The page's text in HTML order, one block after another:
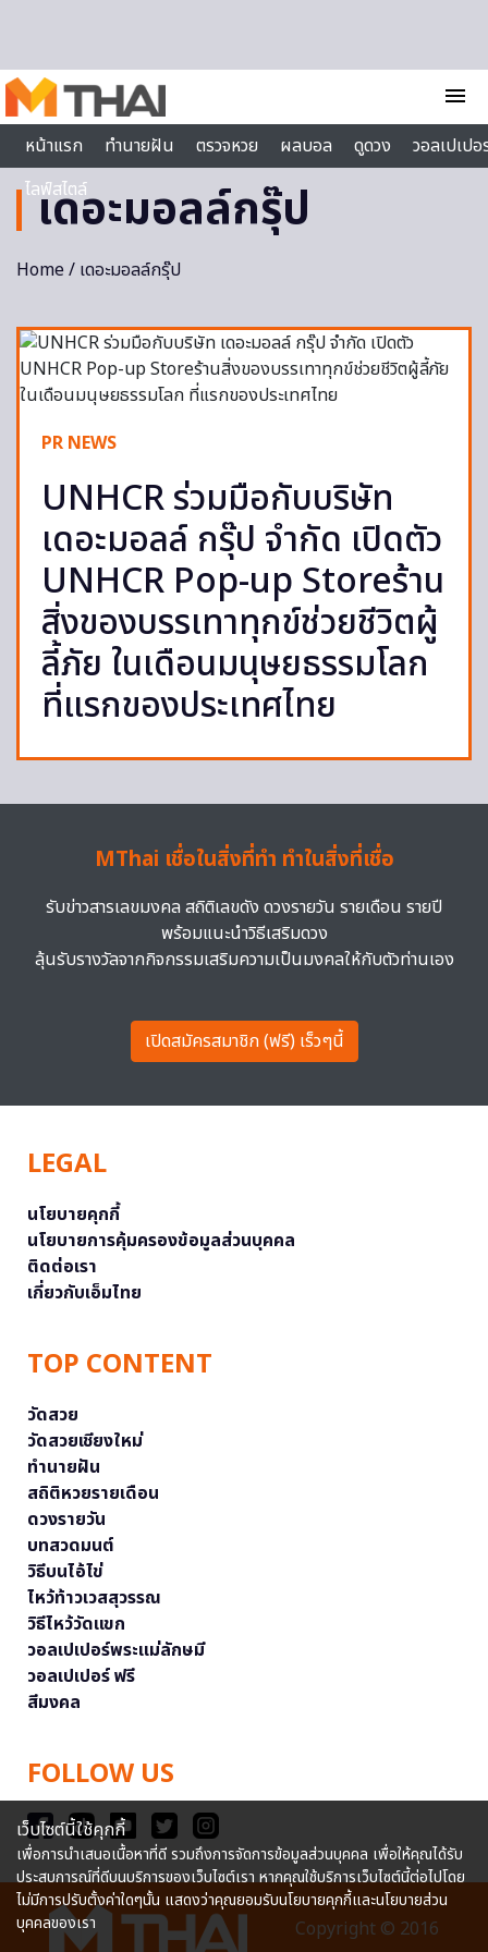
menu
หน้าแรก
ทำนายฝัน ตรวจหวย ผลบอล ดูดวง
วอลเปเป
ไลฟ์สไตล์
เดอะมอลล์กรุ๊ป
Home/ เดอะมอลล์กรุ๊ป
PR NEWS
UNHCR ร่วมมือกับบริษัท
เดอะมอลล์ กรุ๊ป จำกัด เปิดตัว
UNHCR Pop-up Storeร้าน
สิ่งของบรรเทาทุกข์ช่วยชีวิตผู้
ลี้ภัย ในเดือนมนุษยธรรมโลก
ที่แรกของประเทศไทย
MThai เชื่อในสิ่งที่ทำ ทำในสิ่งที่เชื่อ
รับข่าวสารเลขมงคล สถิติเลขดัง ดวงรายวัน รายเดือน รายปี
พร้อมแนะนำวิธีเสริมดวง
ลุ้นรับรางวัลจากกิจกรรมเสริมความเป็นมงคลให้กับตัวท่านเอง
เปิดสมัครสมาชิก (ฟรี) เร็วๆนี้
LEGAL
นโยบายคุกกี้
นโยบายการคุ้มครองข้อมูลส่วนบุคคล
ติดต่อเรา
เกี่ยวกับเอ็มไทย
TOP CONTENT
วัดสวย
วัดสวยเชียงใหม่
ทำนายฝัน
สถิติหวยรายเดือน
ดวงรายวัน
บทสวดมนต์
วิธีบนไอ้ไข่
ไหว้ท้าวเวสสุวรรณ
วิธีไหว้วัดแขก
วอลเปเปอร์พระแม่ลักษมี
วอลเปเปอร์ ฟรี
สีมงคล
FOLLOW US
Copyright © 2016
เว็บไซต์นี้ใช้คุกกี้
เพื่อการนำเสนอเนื้อหาที่ดี รวมถึงการจัดการข้อมูลส่วนบุคคล เพื่อให้คุณได้รับ
ประสบการณ์ที่ดีบนบริการของเว็บไซต์เรา หากคุณใช้บริการเว็บไซต์นี้ต่อไปโดย
ไม่มีการปรับตั้งค่าใดๆนั้น แสดงว่าคุณยอมรับนโยบายคุกกี้และนโยบายส่วน
บุคคลของเรา